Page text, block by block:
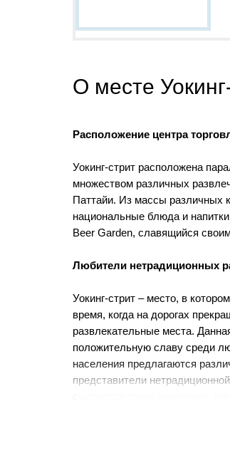
О месте
Расположение центра
Уокинг-стрит расположена
множеством различных
Паттайи. Из массы различных
национальные блюда и
Beer Garden, славящийся
Любители нетрадиционных
Уокинг-стрит – место, в
время, когда на дорогах
развлекательные места.
положительную славу среди
населения предлагаются
представители
стриптиз-шоу. Вход в такие